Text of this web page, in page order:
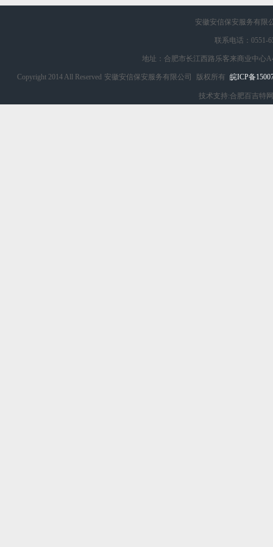
安徽安信保安服务有限
联系电话：0551-
地址：合肥市长江西路乐客来商业中心
Copyright 2014 All Reserved 安徽安信保安服务有限公司 版权所有 皖ICP备
技术支持:合肥百吉特